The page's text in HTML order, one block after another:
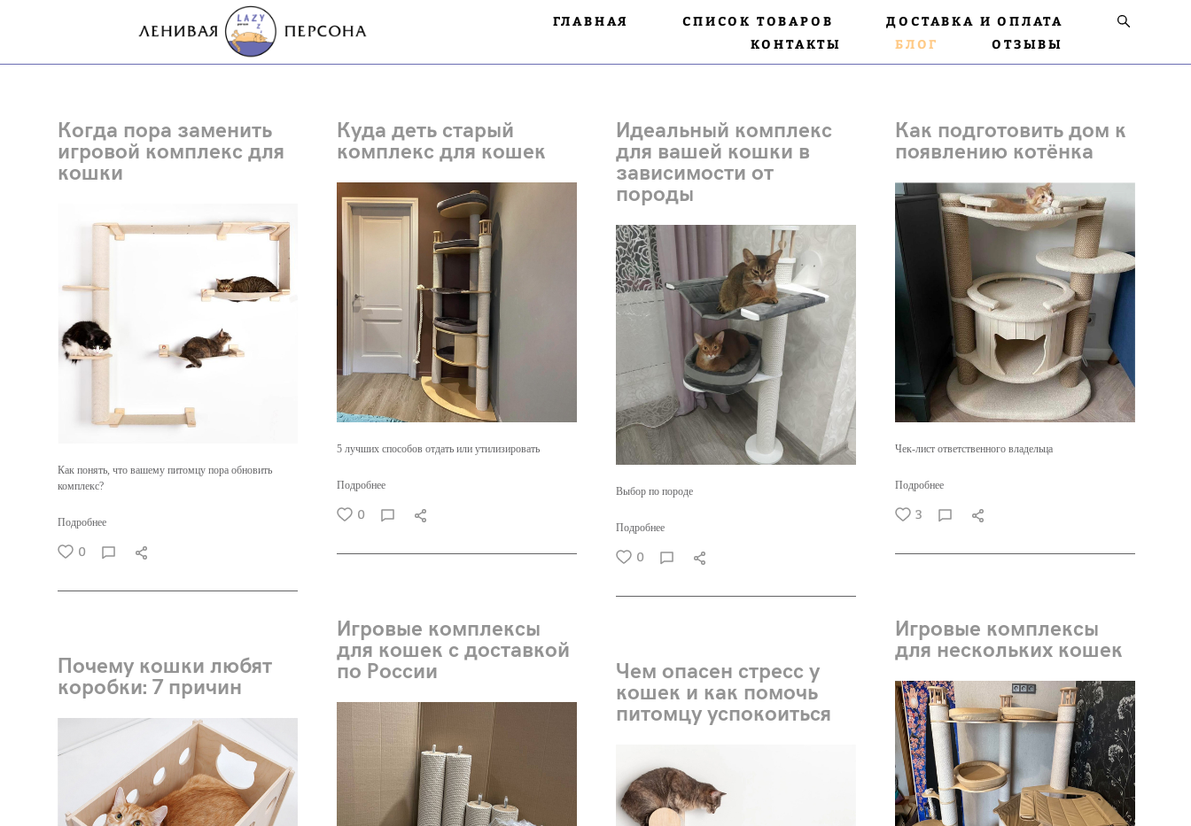
ГЛАВНАЯ СПИСОК ТОВАРОВ
ДОСТАВКА И ОПЛАТА
КОНТАКТЫ
БЛОГ ОТЗЫВЫ
Когда пора заменить
игровой комплекс для
кошки
Как понять, что вашему питомцу пора обновить
комплекс?
Подробнее
0
Куда деть старый
комплекс для кошек
5 лучших способов отдать или утилизировать
Подробнее
0
Идеальный комплекс
для вашей кошки в
зависимости от
породы
Выбор по породе
Подробнее
0
Как подготовить дом к
появлению котёнка
Чек-лист ответственного владельца
Подробнее
3
Игровые комплексы
для кошек с доставкой
по России
Игровые комплексы
для нескольких кошек
Почему кошки любят
коробки: 7 причин
Чем опасен стресс у
кошек и как помочь
питомцу успокоиться